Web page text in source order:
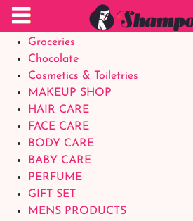
Food Supplements
Baby Foods
Groceries
Chocolate
Cosmetics & Toiletries
MAKEUP SHOP
HAIR CARE
FACE CARE
BODY CARE
BABY CARE
PERFUME
GIFT SET
MENS PRODUCTS